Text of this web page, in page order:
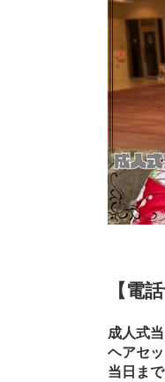
【電
成人式当
ヘアセ
当日ま